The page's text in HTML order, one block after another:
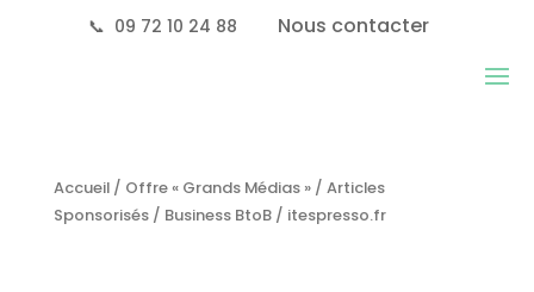
📞 09 72 10 24 88 Nous contacter
Accueil/ Offre « Grands Médias »/ Articles
Sponsorisés/ Business BtoB/ itespresso.fr